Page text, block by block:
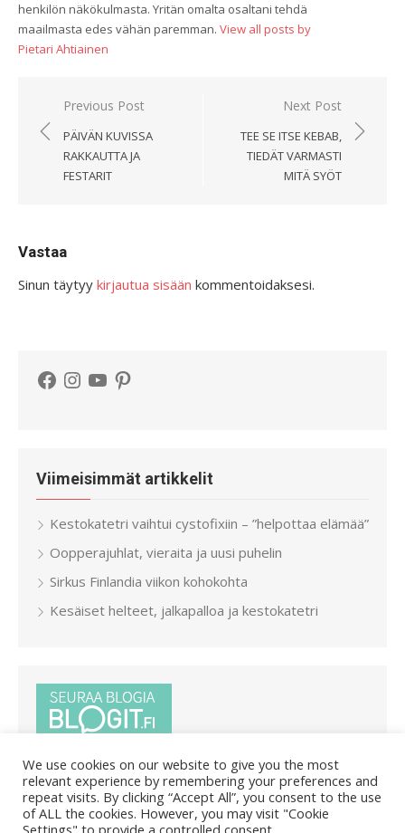
henkilön näkökulmasta. Yritän omalta osaltani tehdä
maailmasta edes vähän paremman. View all posts by
Pietari Ahtiainen
Artikkelien
selaus
Previous Post
PÄIVÄN KUVISSA
RAKKAUTTA JA
FESTARIT
Next Post
TEE SE ITSE KEBAB,
TIEDÄT VARMASTI
MITÄ SYÖT
Vastaa
Sinun täytyy kirjautua sisään kommentoidaksesi.
Facebook
Instagram
YouTubePinterest
Viimeisimmät artikkelit
Kestokatetri vaihtui cystofixiin – ”helpottaa elämää”
Oopperajuhlat, vieraita ja uusi puhelin
Sirkus Finlandia viikon kohokohta
Kesäiset helteet, jalkapalloa ja kestokatetri
We use cookies on our website to give you the most
relevant experience by remembering your preferences and
repeat visits. By clicking “Accept All”, you consent to the use
of ALL the cookies. However, you may visit "Cookie
Settings" to provide a controlled consent.